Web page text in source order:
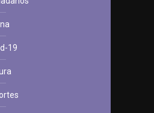
19